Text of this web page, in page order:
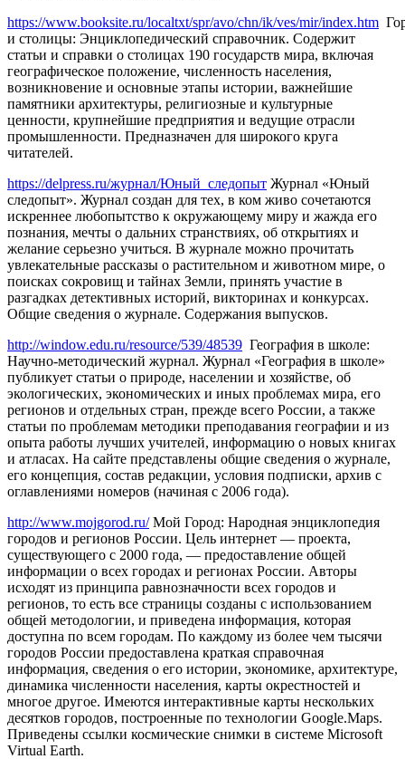
https://www.booksite.ru/localtxt/spr/avo/chn/ik/ves/mir/index.htm
и столицы: Энциклопедический справочник. Содержит
статьи и справки о столицах 190 государств мира, включая
географическое положение, численность населения,
возникновение и основные этапы истории, важнейшие
памятники архитектуры, религиозные и культурные
ценности, крупнейшие предприятия и ведущие отрасли
промышленности. Предназначен для широкого круга
читателей.
https://delpress.ru/журнал/Юный_следопыт Журнал «Юный
следопыт». Журнал создан для тех, в ком живо сочетаются
искреннее любопытство к окружающему миру и жажда его
познания, мечты о дальних странствиях, об открытиях и
желание серьезно учиться. В журнале можно прочитать
увлекательные рассказы о растительном и животном мире, о
поисках сокровищ и тайнах Земли, принять участие в
разгадках детективных историй, викторинах и конкурсах.
Общие сведения о журнале. Содержания выпусков.
http://window.edu.ru/resource/539/48539 География в школе:
Научно-методический журнал. Журнал «География в школе»
публикует статьи о природе, населении и хозяйстве, об
экологических, экономических и иных проблемах мира, его
регионов и отдельных стран, прежде всего России, а также
статьи по проблемам методики преподавания географии и из
опыта работы лучших учителей, информацию о новых книгах
и атласах. На сайте представлены общие сведения о журнале,
его концепция, состав редакции, условия подписки, архив с
оглавлениями номеров (начиная с 2006 года).
http://www.mojgorod.ru/Мой Город: Народная энциклопедия
городов и регионов России. Цель интернет — проекта,
существующего с 2000 года, — предоставление общей
информации о всех городах и регионах России. Авторы
исходят из принципа равнозначности всех городов и
регионов, то есть все страницы созданы с использованием
общей методологии, и приведена информация, которая
доступна по всем городам. По каждому из более чем тысячи
городов России предоставлена краткая справочная
информация, сведения о его истории, экономике, архитектуре,
динамика численности населения, карты окрестностей и
многое другое. Имеются интерактивные карты нескольких
десятков городов, построенные по технологии Google.Maps.
Приведены ссылки космические снимки в системе Microsoft
Virtual Earth.